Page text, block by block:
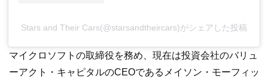
Stars and Their Cars(@starsandtheircars)がシェアした投稿
マイクロソフトの取締役を務め、現在は投資会社のバリュ
ーアクト・キャピタルのCEOであるメイソン・モーフィッ